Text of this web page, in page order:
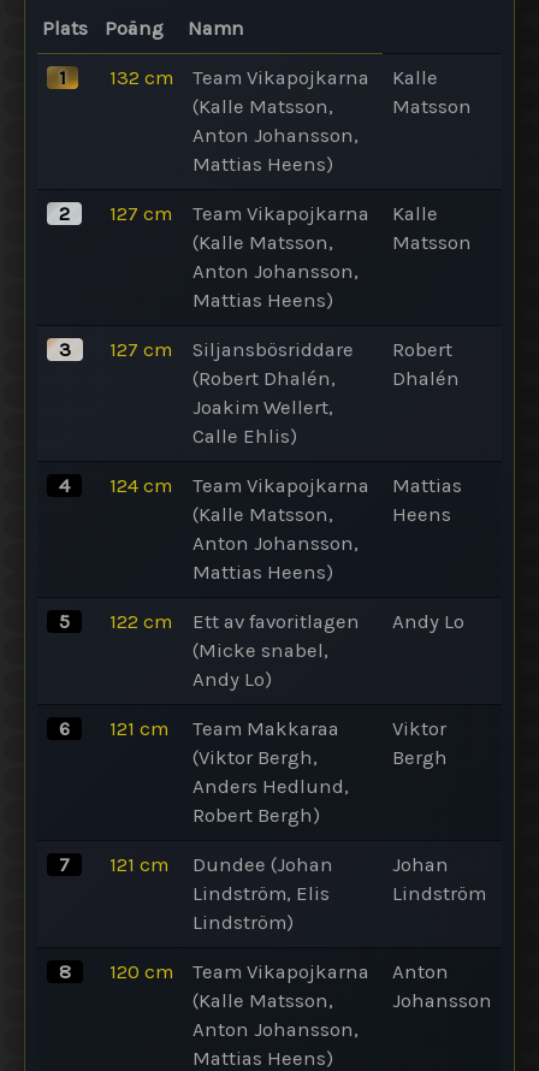
Plats Poäng Namn
1 132 cm
Team Vikapojkarna
(Kalle Matsson,
Anton Johansson,
Mattias Heens)
Kalle
Matsson
2 127 cm
Team Vikapojkarna
(Kalle Matsson,
Anton Johansson,
Mattias Heens)
Kalle
Matsson
3 127 cm
Siljansbösriddare
(Robert Dhalén,
Joakim Wellert,
Calle Ehlis)
Robert
Dhalén
4 124 cm
Team Vikapojkarna
(Kalle Matsson,
Anton Johansson,
Mattias Heens)
Mattias
Heens
5 122 cm
Ett av favoritlagen
(Micke snabel,
Andy Lo)
Andy Lo
6 121 cm
Team Makkaraa
(Viktor Bergh,
Anders Hedlund,
Robert Bergh)
Viktor
Bergh
7 121 cm
Dundee (Johan
Lindström, Elis
Lindström)
Johan
Lindström
8 120 cm
Team Vikapojkarna
(Kalle Matsson,
Anton Johansson,
Mattias Heens)
Anton
Johansson